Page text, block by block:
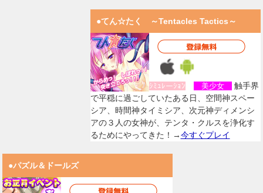
●てん☆たく ～Tentacles Tactics～
ｼﾐｭﾚーｼｮﾝ 美少女
触手界
で平穏に過ごしていたある日、空間神スペー
シア、時間神タイミシア、次元神ディメンシ
アの３人の女神が、テンタ・クルスを浄化す
るためにやってきた！→今すぐプレイ
●パズル＆ドールズ